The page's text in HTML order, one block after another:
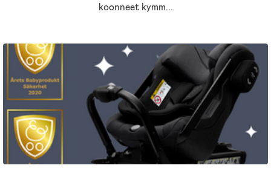
koonneet kymm...